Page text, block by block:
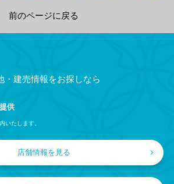
前のページに戻る
・建売情報をお探しなら
供
いたします。
店舗情報を見る